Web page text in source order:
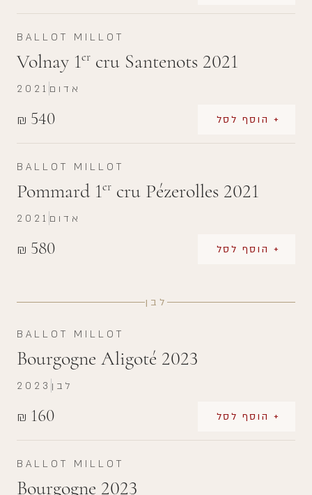
BALLOT MILLOT
Volnay 1er cru Santenots 2021
₪ 540 + הוסף לסל
2021 אדום
BALLOT MILLOT
Pommard 1er cru Pézerolles 2021
₪ 580 + הוסף לסל
2021 אדום
לבן
BALLOT MILLOT
Bourgogne Aligoté 2023
₪ 160 + הוסף לסל
2023 לבן
BALLOT MILLOT
Bourgogne 2023